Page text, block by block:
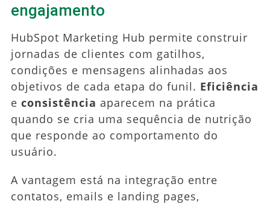
engajamento
HubSpot Marketing Hub permite construir
jornadas de clientes com gatilhos,
condições e mensagens alinhadas aos
objetivos de cada etapa do funil. Eficiência
e consistência aparecem na prática
quando se cria uma sequência de nutrição
que responde ao comportamento do
usuário.
A vantagem está na integração entre
contatos, emails e landing pages,